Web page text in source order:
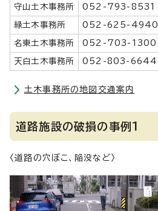
守山土木事務所 052-793-8531
緑土木事務所 052-625-4940
名東土木事務所 052-703-1300
天白土木事務所 052-803-6644
土木事務所の地図交通案内
道路施設の破損の事例1
〈道路の穴ぼこ、陥没など〉